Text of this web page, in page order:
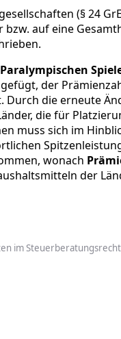
(§ 24
auf eine
der
die erneute
die für
muss sich im
wonach
der
im